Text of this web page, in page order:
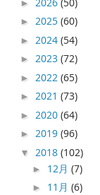
►
►2025(60)
► 2024(54)
►2023(72)
► 2022(65)
►2021(73)
► 2020(64)
►2019(96)
▼ 2018(102)
► 12月(7)
► 11月(6)